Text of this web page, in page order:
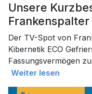
Unsere
Der TV-Spot von
Kibernetik ECO
Fassungsvermögen
Weiter lesen